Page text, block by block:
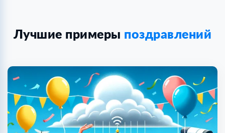
Лучшие примеры поздравлений